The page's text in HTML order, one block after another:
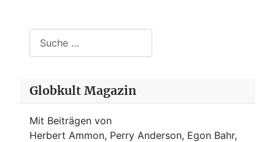
Globkult Magazin
Mit Beiträgen von
Herbert Ammon, Perry Anderson, Egon Bahr,